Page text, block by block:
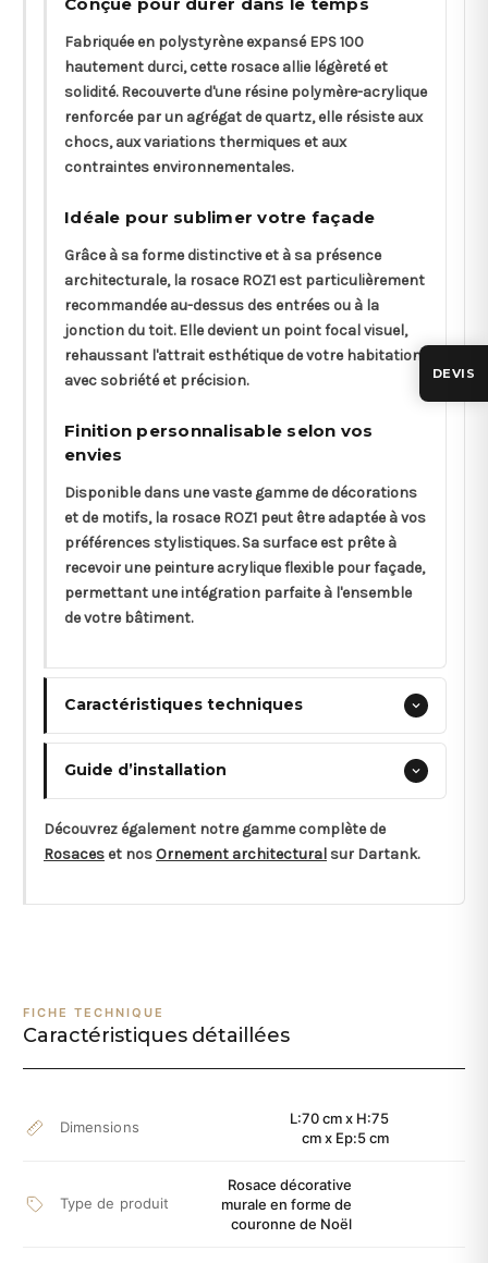
Fabriquée en polystyrène expansé EPS 100
hautement durci, cette rosace allie légèreté et
solidité. Recouverte d'une résine polymère-acrylique
renforcée par un agrégat de quartz, elle résiste aux
chocs, aux variations thermiques et aux
contraintes environnementales.
Idéale pour sublimer votre façade
Grâce à sa forme distinctive et à sa présence
architecturale, la rosace ROZ1 est particulièrement
recommandée au-dessus des entrées ou à la
jonction du toit. Elle devient un point focal visuel,
rehaussant l'attrait esthétique de votre habitation
avec sobriété et précision.
Finition personnalisable selon vos
envies
Disponible dans une vaste gamme de décorations
et de motifs, la rosace ROZ1 peut être adaptée à vos
préférences stylistiques. Sa surface est prête à
recevoir une peinture acrylique flexible pour façade,
permettant une intégration parfaite à l'ensemble
de votre bâtiment.
Caractéristiques techniques
Guide d’installation
Découvrez également notre gamme complète de
Rosaces et nos Ornement architectural sur Dartank.
FICHE TECHNIQUE
Caractéristiques détaillées
Dimensions
L:70 cm x H:75
cm x Ep:5 cm
Type de produit
Rosace décorative
murale en forme de
couronne de Noël
DEVIS